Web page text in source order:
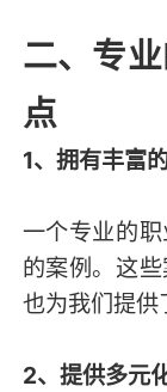
二、专
点
1、拥有丰富
一个专业的
的案例。这
也为我们提供
2、提供多元